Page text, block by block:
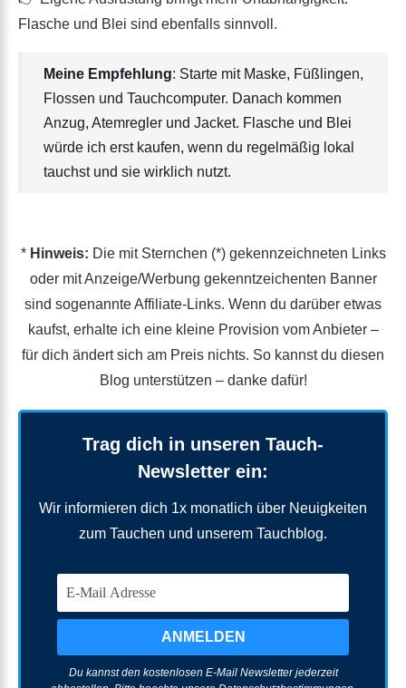
Flasche und Blei sind ebenfalls sinnvoll.
Meine Empfehlung: Starte mit Maske, Füßlingen,
Flossen und Tauchcomputer. Danach kommen
Anzug, Atemregler und Jacket. Flasche und Blei
würde ich erst kaufen, wenn du regelmäßig lokal
tauchst und sie wirklich nutzt.
* Hinweis: Die mit Sternchen (*) gekennzeichneten Links
oder mit Anzeige/Werbung gekenntzeichenten Banner
sind sogenannte Affiliate-Links. Wenn du darüber etwas
kaufst, erhalte ich eine kleine Provision vom Anbieter –
für dich ändert sich am Preis nichts. So kannst du diesen
Blog unterstützen – danke dafür!
Trag dich in unseren Tauch-
Newsletter ein:
Wir informieren dich 1x monatlich über Neuigkeiten
zum Tauchen und unserem Tauchblog.
Du kannst den kostenlosen E-Mail Newsletter jederzeit